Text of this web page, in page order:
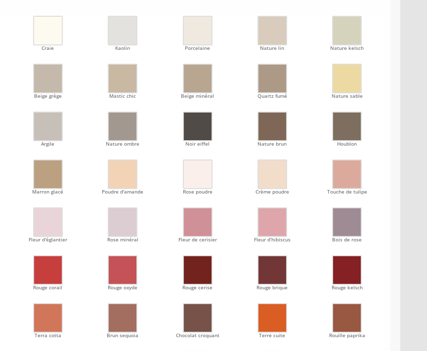
Craie Kaolin Porcelaine Nature lin Nature kelsch
Beige grège Mastic chic Beige minéral Quartz fumé Nature sable
Argile Nature ombre Noir eiffel Nature brun Houblon
Marron glacé Poudre d'amande Rose poudre Crème poudre Touche de tulipe
Fleur d'églantier Rose minéral Fleur de cerisier Fleur d’hibiscus Bois de rose
Rouge corail Rouge oxyde Rouge cerise Rouge brique Rouge kelsch
Terra cotta Brun sequoia Chocolat croquant Terre cuite Rouille paprika